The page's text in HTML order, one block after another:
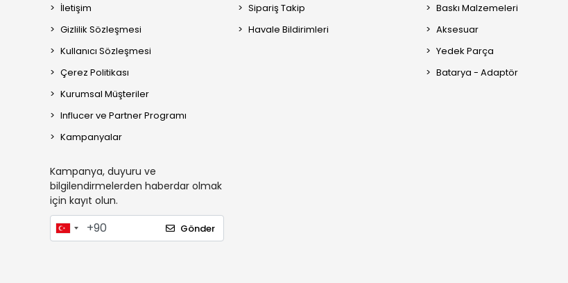
İletişim
Gizlilik Sözleşmesi
Kullanıcı Sözleşmesi
Çerez Politikası
Kurumsal Müşteriler
Influcer ve Partner Programı
Kampanyalar
Kampanya, duyuru ve
bilgilendirmelerden haberdar olmak
için kayıt olun.
Gönder
Sipariş Takip
Havale Bildirimleri
Baskı Malzemeleri
Aksesuar
Yedek Parça
Batarya - Adaptör